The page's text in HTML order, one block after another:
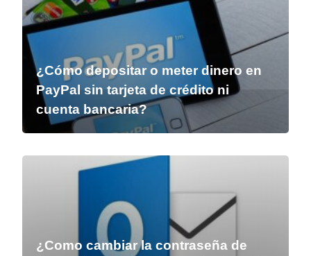
¿Cómo depositar o meter dinero en
PayPal sin tarjeta de crédito ni
cuenta bancaria?
¿Como cambiar la contraseña de